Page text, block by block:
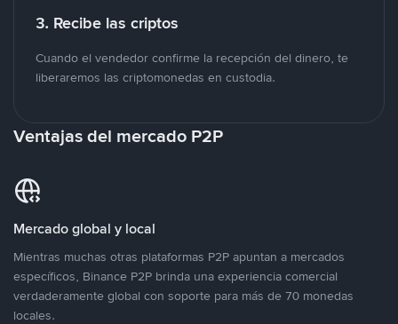
3. Recibe las criptos
Cuando el vendedor confirme la recepción del dinero, te
liberaremos las criptomonedas en custodia.
Ventajas del mercado P2P
Mercado global y local
Mientras muchas otras plataformas P2P apuntan a mercados
específicos, Binance P2P brinda una experiencia comercial
verdaderamente global con soporte para más de 70 monedas
locales.